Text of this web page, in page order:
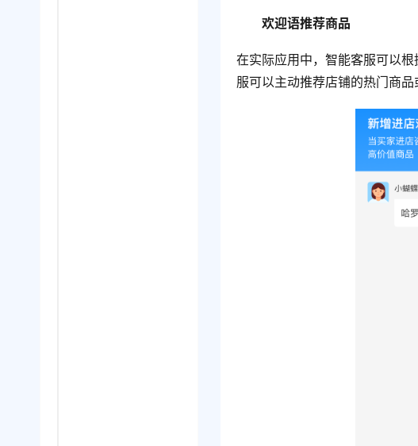
欢迎语推荐商品
在实际应用中，智能客服可以
服可以主动推荐店铺的热门商